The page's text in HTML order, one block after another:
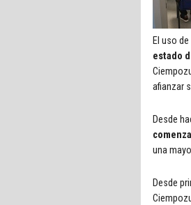
El uso
estado
afianzar
Desde
una
Desde